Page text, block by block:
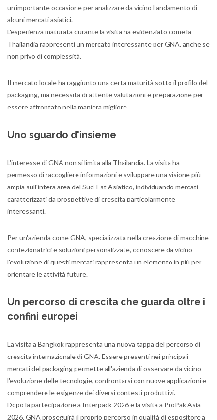
un'importante occasione per analizzare da vicino l’andamento di
alcuni mercati asiatici.
L'esperienza maturata durante la visita ha evidenziato come la
Thailandia rappresenti un mercato interessante per GNA, anche se
non privo di complessità.
Il mercato locale ha raggiunto una certa maturità sotto il profilo del
packaging, ma necessita di attente valutazioni e preparazione per
essere affrontato nella maniera migliore.
Uno sguardo d'insieme
L'interesse di GNA non si limita alla Thailandia. La visita ha
permesso di raccogliere informazioni e sviluppare una visione più
ampia sull'intera area del Sud-Est Asiatico, individuando mercati
caratterizzati da prospettive di crescita particolarmente
interessanti.
Per un'azienda come GNA, specializzata nella creazione di macchine
confezionatrici e soluzioni personalizzate, conoscere da vicino
l'evoluzione di questi mercati rappresenta un elemento in più per
orientare le attività future.
Un percorso di crescita che guarda oltre i
confini europei
La visita a Bangkok rappresenta una nuova tappa del percorso di
crescita internazionale di GNA. Essere presenti nei principali
mercati del packaging permette all'azienda di osservare da vicino
l'evoluzione delle tecnologie, confrontarsi con nuove applicazioni e
comprendere le esigenze dei diversi contesti produttivi.
Dopo la partecipazione a Interpack 2026 e la visita a ProPak Asia
2026, GNA proseguirà il proprio percorso in qualità di espositore a